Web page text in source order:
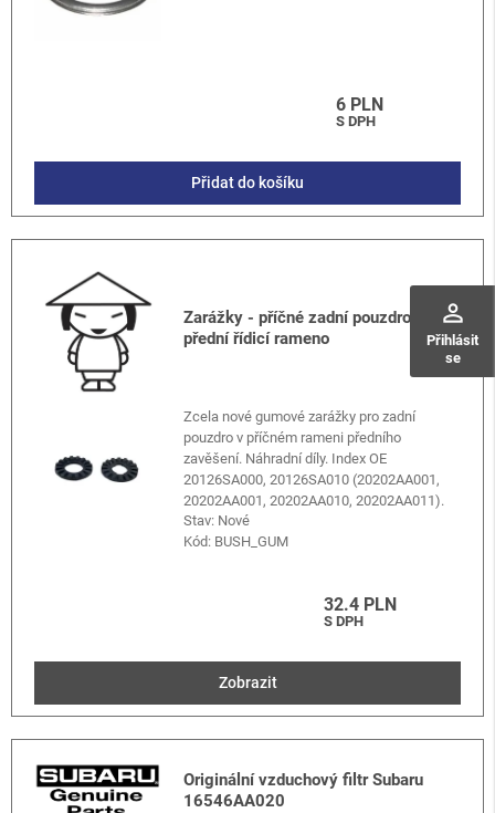
perm_identity
Přihlásit
se
6 PLN
S DPH
Přidat do košíku
Zarážky - příčné zadní pouzdro,
přední řídicí rameno
Zcela nové gumové zarážky pro zadní
pouzdro v příčném rameni předního
zavěšení. Náhradní díly. Index OE
20126SA000, 20126SA010 (20202AA001,
20202AA001, 20202AA010, 20202AA011).
Stav: Nové
Kód: BUSH_GUM
32.4 PLN
S DPH
Zobrazit
Originální vzduchový filtr Subaru
16546AA020